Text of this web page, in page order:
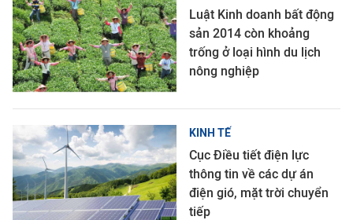
Luật Kinh doanh bất động
sản 2014 còn khoảng
trống ở loại hình du lịch
nông nghiệp
KINH TẾ
Cục Điều tiết điện lực
thông tin về các dự án
điện gió, mặt trời chuyển
tiếp